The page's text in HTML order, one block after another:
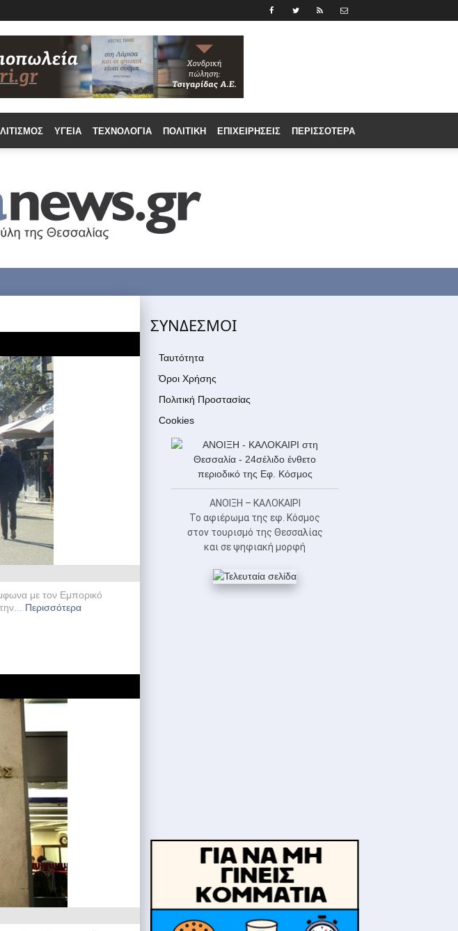
ΥΓΕΊΑ ΤΕΧΝΟΛΟΓΊΑ ΠΟΛΙΤΙΚΉ ΕΠΙΧΕΙΡΉΣΕΙΣ ΠΕΡΙΣΣΟΤΕΡΑ
με τον Εμπορικό
Περισσότερα
ΣΥΝΔΕΣΜΟΙ
Ταυτότητα
Όροι Χρήσης
Πολιτική Προστασίας
Cookies
ΑΝΟΙΞΗ – ΚΑΛΟΚΑΙΡΙ
Το αφιέρωμα της εφ. Κόσμος
στον τουρισμό της Θεσσαλίας
και σε ψηφιακή μορφή